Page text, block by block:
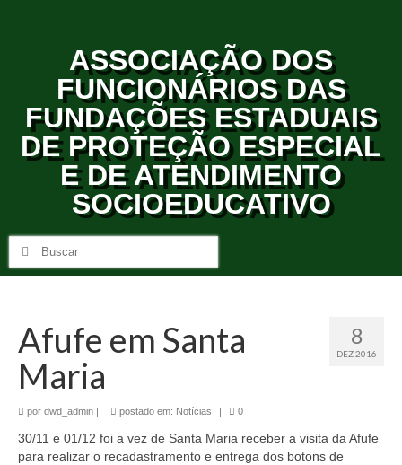
ASSOCIAÇÃO DOS
FUNCIONÁRIOS DAS
FUNDAÇÕES ESTADUAIS
DE PROTEÇÃO ESPECIAL
E DE ATENDIMENTO
SOCIOEDUCATIVO
8
DEZ 2016
Afufe em Santa
Maria
por dwd_admin postado em: Notícias 0
30/11 e 01/12 foi a vez de Santa Maria receber a visita da Afufe
para realizar o recadastramento e entrega dos botons de